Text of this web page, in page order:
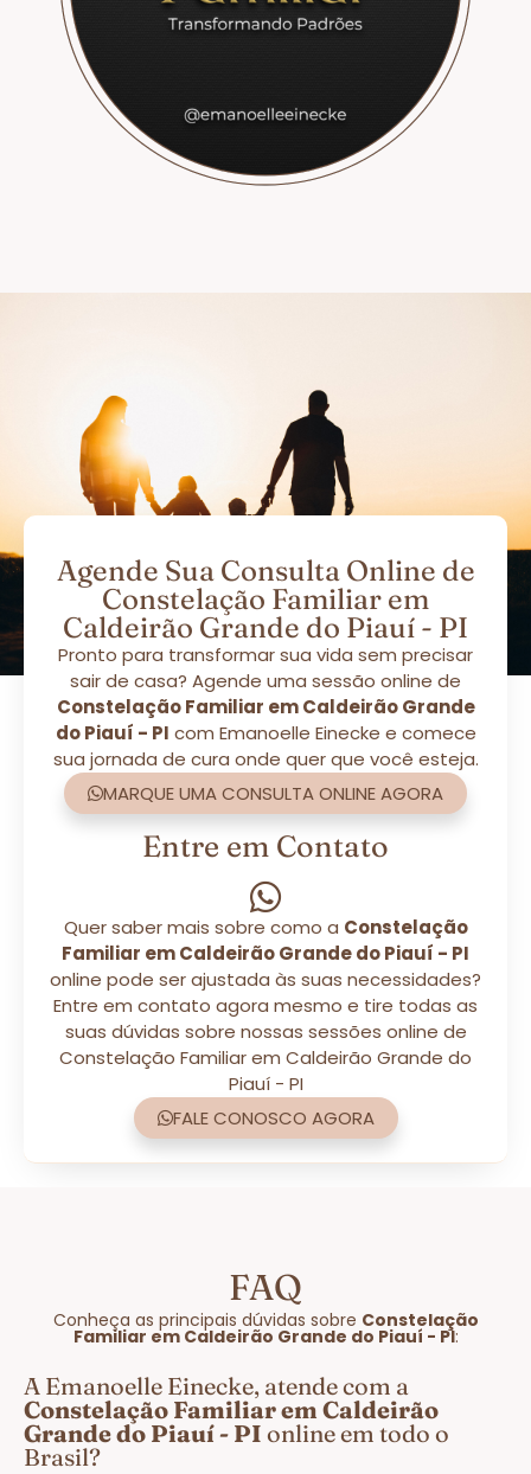
Agende Sua Consulta Online de
Constelação Familiar em
Caldeirão Grande do Piauí - PI
Pronto para transformar sua vida sem precisar
sair de casa? Agende uma sessão online de
Constelação Familiar em Caldeirão Grande
do Piauí - PI com Emanoelle Einecke e comece
sua jornada de cura onde quer que você esteja.
MARQUE UMA CONSULTA ONLINE AGORA
Entre em Contato
Quer saber mais sobre como a Constelação
Familiar em Caldeirão Grande do Piauí - PI
online pode ser ajustada às suas necessidades?
Entre em contato agora mesmo e tire todas as
suas dúvidas sobre nossas sessões online de
Constelação Familiar em Caldeirão Grande do
Piauí - PI
FALE CONOSCO AGORA
FAQ
Conheça as principais dúvidas sobre Constelação
Familiar em Caldeirão Grande do Piauí - PI:
A Emanoelle Einecke, atende com a
Constelação Familiar em Caldeirão
Grande do Piauí - PI online em todo o
Brasil?